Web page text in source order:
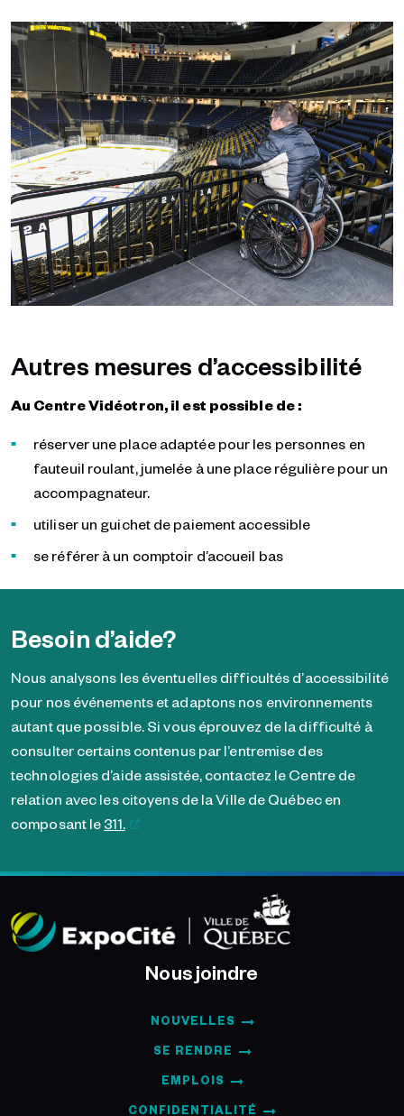
Autres mesures d’accessibilité
Au Centre Vidéotron, il est possible de :
réserver une place adaptée pour les personnes en
fauteuil roulant, jumelée à une place régulière pour un
accompagnateur.
utiliser un guichet de paiement accessible
se référer à un comptoir d’accueil bas
Besoin d’aide?
Nous analysons les éventuelles difficultés d’accessibilité
pour nos événements et adaptons nos environnements
autant que possible. Si vous éprouvez de la difficulté à
consulter certains contenus par l’entremise des
technologies d’aide assistée, contactez le Centre de
relation avec les citoyens de la Ville de Québec en
composant le 311.
Nous joindre
NOUVELLES
SE RENDRE
EMPLOIS
CONFIDENTIALITÉ